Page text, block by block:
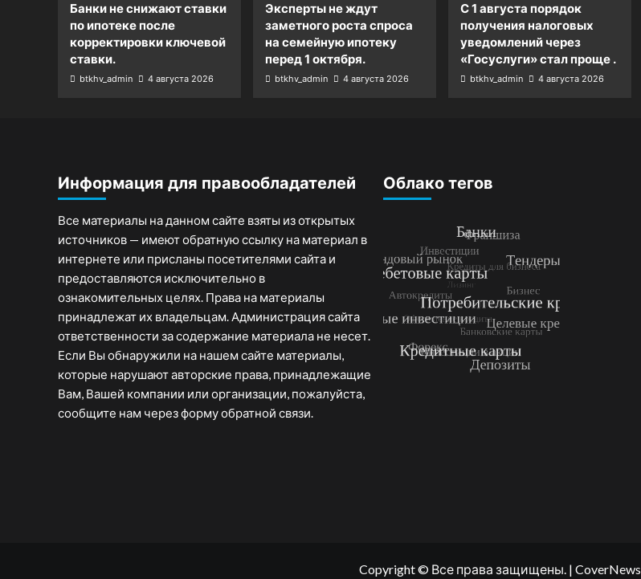
Банки не снижают ставки
по ипотеке после
корректировки ключевой
ставки.
btkhv_admin 4 августа 2026
Эксперты не ждут
заметного роста спроса
на семейную ипотеку
перед 1 октября.
btkhv_admin 4 августа 2026
С 1 августа порядок
получения налоговых
уведомлений через
«Госуслуги» стал проще .
btkhv_admin 4 августа 2026
Информация для правообладателей
Все материалы на данном сайте взяты из открытых
источников — имеют обратную ссылку на материал в
интернете или присланы посетителями сайта и
предоставляются исключительно в
ознакомительных целях. Права на материалы
принадлежат их владельцам. Администрация сайта
ответственности за содержание материала не несет.
Если Вы обнаружили на нашем сайте материалы,
которые нарушают авторские права, принадлежащие
Вам, Вашей компании или организации, пожалуйста,
сообщите нам через форму обратной связи.
Облако тегов
Copyright © Все права защищены. | CoverNews